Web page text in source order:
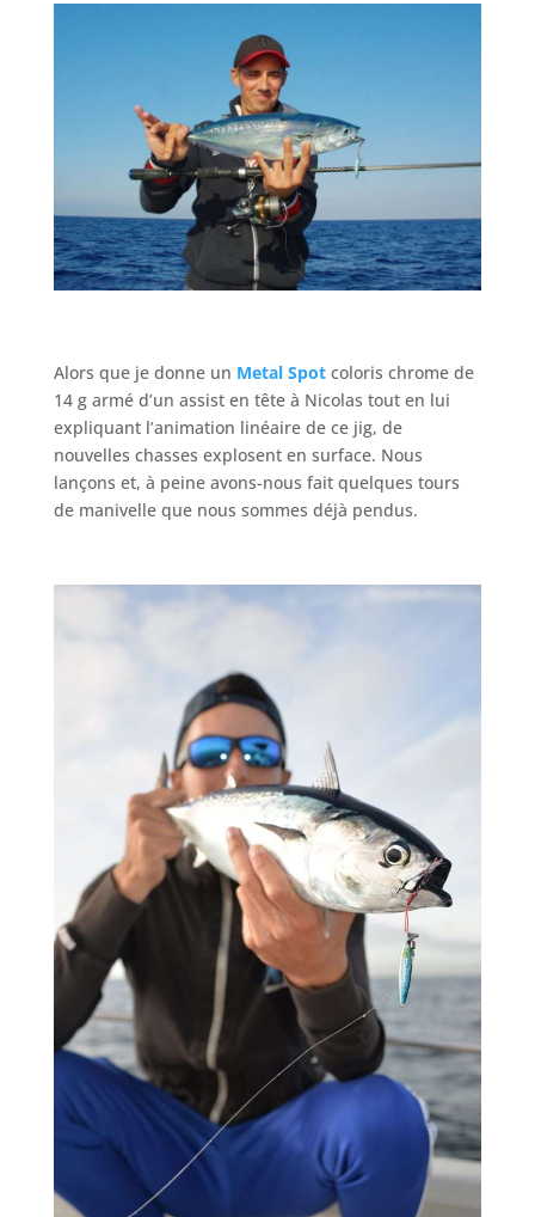
Alors que je donne un Metal Spot coloris chrome de
14 g armé d’un assist en tête à Nicolas tout en lui
expliquant l’animation linéaire de ce jig, de
nouvelles chasses explosent en surface. Nous
lançons et, à peine avons-nous fait quelques tours
de manivelle que nous sommes déjà pendus.